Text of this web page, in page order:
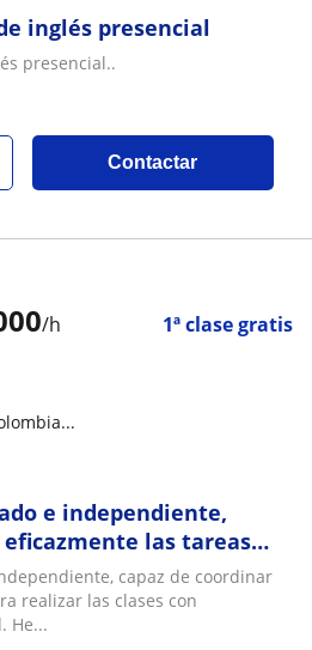
inglés presencial
presencial..
Contactar
/h 1ª clase gratis
e independiente,
las tareas
con puntualidad y
capaz de coordinar
realizar las clases con
He...